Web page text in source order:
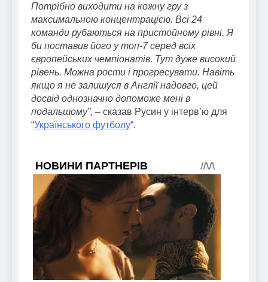
Потрібно виходити на кожну гру з
максимальною концентрацією. Всі 24
команди рубаються на пристойному рівні. Я
би поставив його у топ-7 серед всіх
європейських чемпіонатів. Тут дуже високий
рівень. Можна рости і прогресувати. Навіть
якщо я не залишуся в Англії надовго, цей
досвід однозначно допоможе мені в
подальшому”, – сказав Русин у інтерв’ю для
“Українського футболу“.